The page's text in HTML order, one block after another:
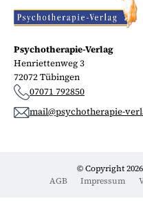
Psychotherapie-Verlag
Henriettenweg 3
72072 Tübingen
07071 792850
mail@psychotherapie-
© Copyright
AGB
Impressum